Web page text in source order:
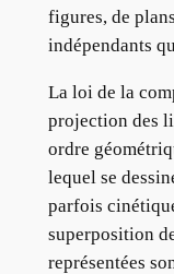
figures, de
indépendants
La loi de la
projection des
ordre
lequel se
parfois
superposition
représentées